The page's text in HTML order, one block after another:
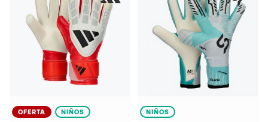
OFERTA NIÑOS NIÑOS